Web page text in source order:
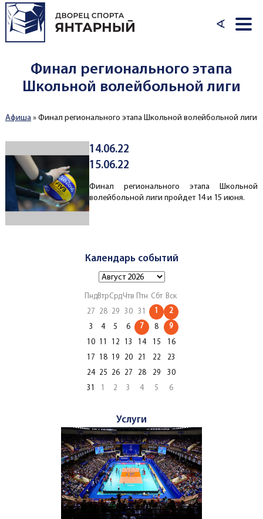
Перейти к основному содержанию
∢
Финал регионального этапа
Школьной волейбольной лиги
Вы здесь
Афиша» Финал регионального этапа Школьной волейбольной лиги
14.06.22
15.06.22
Финал регионального этапа Школьной
волейбольной лиги пройдет 14 и 15 июня.
Календарь событий
ПндВтрСрдЧтв Птн Сбт Вск
27
28 29 30 31 1 2
3 4 5 6 7 8 9
10 11 12 13 14 15
16
17
18 19 20 21 22
23
24
25 26 27 28 29
30
31
1 2 3 4 5 6
Услуги